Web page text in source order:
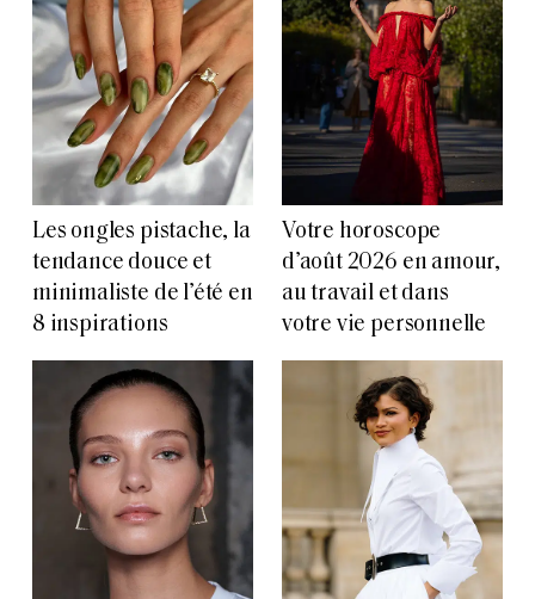
Les ongles pistache, la
tendance douce et
minimaliste de l’été en
8 inspirations
Votre horoscope
d’août 2026 en amour,
au travail et dans
votre vie personnelle